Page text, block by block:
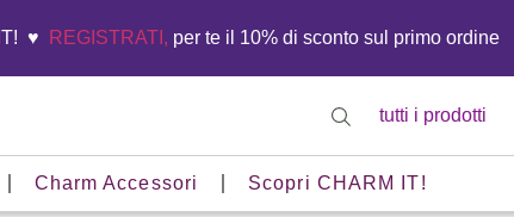
♥️ REGISTRATI, per te il 10% di sconto sul primo ordine
tutti i prodotti
Charm Accessori Scopri CHARM IT!